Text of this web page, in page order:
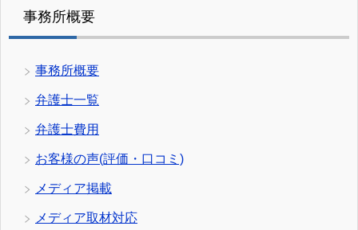
事務所概要
事務所概要
弁護士一覧
弁護士費用
お客様の声(評価・口コミ)
メディア掲載
メディア取材対応